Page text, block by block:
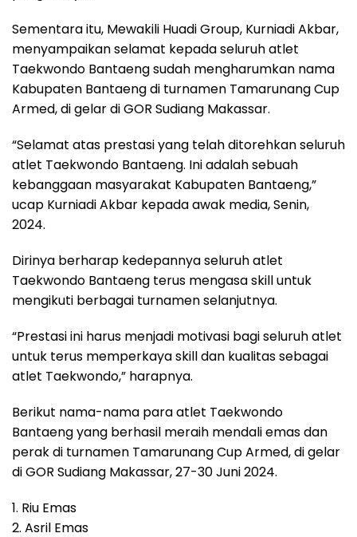
Sementara itu, Mewakili Huadi Group, Kurniadi Akbar,
menyampaikan selamat kepada seluruh atlet
Taekwondo Bantaeng sudah mengharumkan nama
Kabupaten Bantaeng di turnamen Tamarunang Cup
Armed, di gelar di GOR Sudiang Makassar.
“Selamat atas prestasi yang telah ditorehkan seluruh
atlet Taekwondo Bantaeng. Ini adalah sebuah
kebanggaan masyarakat Kabupaten Bantaeng,”
ucap Kurniadi Akbar kepada awak media, Senin,
2024.
Dirinya berharap kedepannya seluruh atlet
Taekwondo Bantaeng terus mengasa skill untuk
mengikuti berbagai turnamen selanjutnya.
“Prestasi ini harus menjadi motivasi bagi seluruh atlet
untuk terus memperkaya skill dan kualitas sebagai
atlet Taekwondo,” harapnya.
Berikut nama-nama para atlet Taekwondo
Bantaeng yang berhasil meraih mendali emas dan
perak di turnamen Tamarunang Cup Armed, di gelar
di GOR Sudiang Makassar, 27-30 Juni 2024.
1. Riu Emas
2. Asril Emas